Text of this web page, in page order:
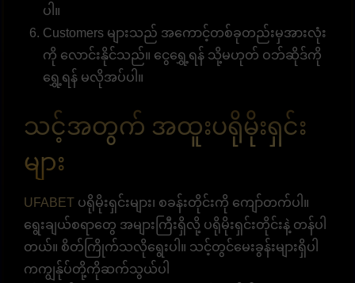
ပါ။
Customers များသည် အကောင့်တစ်ခုတည်းမှအားလုံး
ကို လောင်းနိုင်သည်။ ငွေရွှေ့ရန် သို့မဟုတ် ဝဘ်ဆိုဒ်ကို
ရွှေ့ရန် မလိုအပ်ပါ။
သင့်အတွက် အထူးပရိုမိုးရှင်း
များ
UFABET ပရိုမိုးရှင်းများ၊ စခန်းတိုင်းကို ကျော်တက်ပါ။
ရွေးချယ်စရာတွေ အများကြီးရှိလို့ ပရိုမိုးရှင်းတိုင်းနဲ့ တန်ပါ
တယ်။ စိတ်ကြိုက်သလိုရွေးပါ။ သင့်တွင်မေးခွန်းများရှိပါ
ကကျွန်ုပ်တို့ကိုဆက်သွယ်ပါ